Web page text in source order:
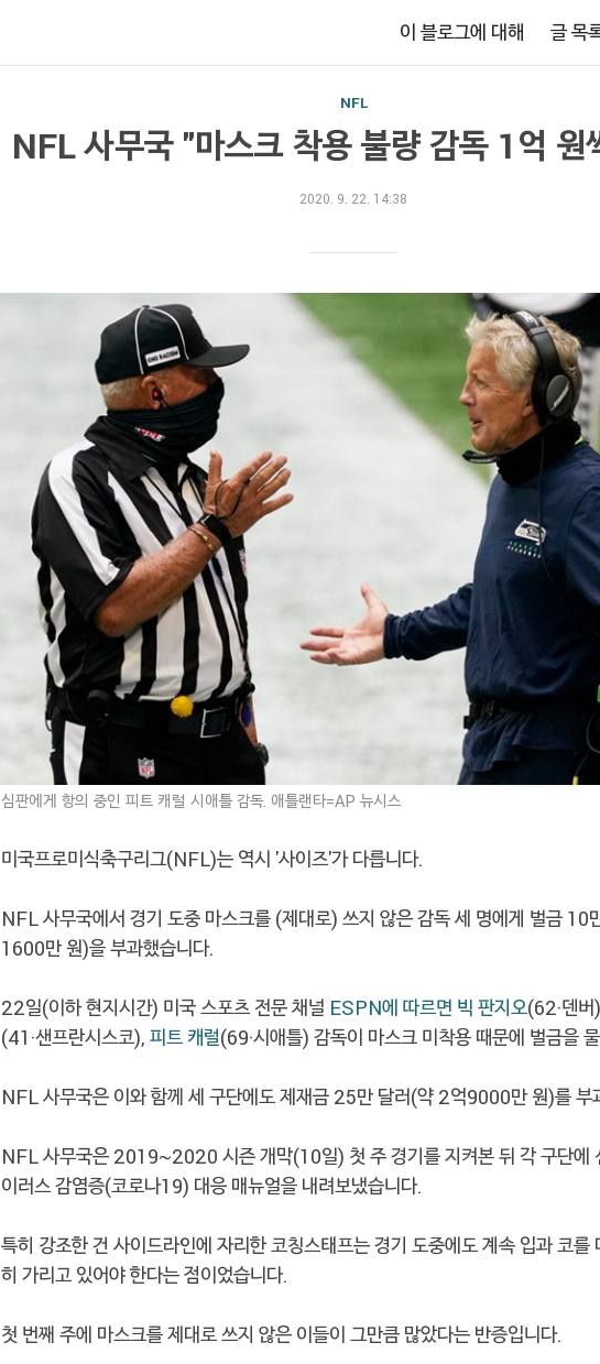
이 블로그에 대해 글 목
NFL
NFL 사무국 "마스크 착용 불량 감독 1억 원
2020. 9. 22. 14:38
심판에게 항의 중인 피트 캐럴 시애틀 감독. 애틀랜타=AP 뉴시스
미국프로미식축구리그(NFL)는 역시 '사이즈'가 다릅니다.
NFL 사무국에서 경기 도중 마스크를 (제대로) 쓰지 않은 감독 세 명에게 벌금 10
1600만 원)을 부과했습니다.
22일(이하 현지시간) 미국 스포츠 전문 채널 ESPN에 따르면 빅 판지오(62·덴
(41·샌프란시스코), 피트 캐럴(69·시애틀) 감독이 마스크 미착용 때문에 벌금을
NFL 사무국은 이와 함께 세 구단에도 제재금 25만 달러(약 2억9000만 원)를 부
NFL 사무국은 2019~2020 시즌 개막(10일) 첫 주 경기를 지켜본 뒤 각 구단에
이러스 감염증(코로나19) 대응 매뉴얼을 내려보냈습니다.
특히 강조한 건 사이드라인에 자리한 코칭스태프는 경기 도중에도 계속 입과 코를
히 가리고 있어야 한다는 점이었습니다.
첫 번째 주에 마스크를 제대로 쓰지 않은 이들이 그만큼 많았다는 반증입니다.